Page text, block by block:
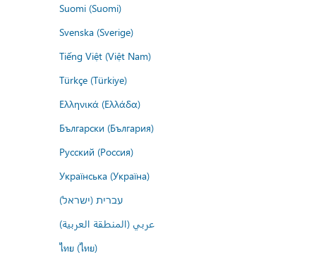
Suomi (Suomi)
Svenska (Sverige)
Tiếng Việt (Việt Nam)
Türkçe (Türkiye)
Ελληνικά (Ελλάδα)
Български (България)
Русский (Россия)
Українська (Україна)
עברית (ישראל)
عربي (المنطقة العربية)
ไทย (ไทย)